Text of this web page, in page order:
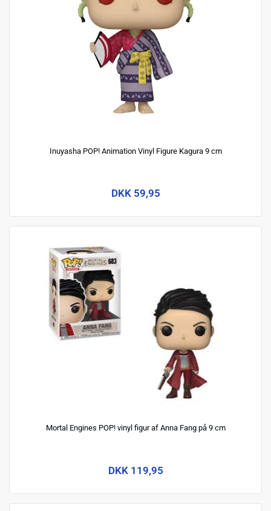
Inuyasha POP! Animation Vinyl Figure Kagura 9 cm
DKK 59,95
Mortal Engines POP! vinyl figur af Anna Fang på 9 cm
DKK 119,95